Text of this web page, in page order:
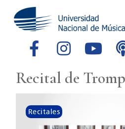
Recital de
Recitales